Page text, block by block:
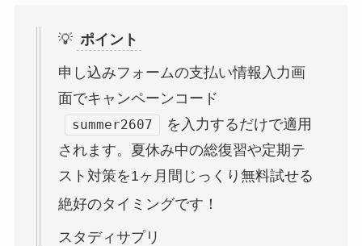
💡 ポイント
申し込みフォームの支払い情報入力画
面でキャンペーンコード
summer2607
を入力するだけで適用
されます。夏休み中の総復習や定期テ
スト対策を1ヶ月間じっくり無料試せる
絶好のタイミングです！
スタディサプリ